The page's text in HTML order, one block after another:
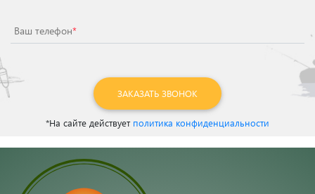
Ваш телефон*
ЗАКАЗАТЬ ЗВОНОК
*На сайте действует политика конфиденциальности